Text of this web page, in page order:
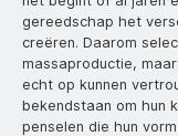
gereedschap het
creëren. Daarom
massaproductie,
echt op kunnen
bekendstaan om hun
penselen die hun